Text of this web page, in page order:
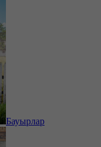
Бауырлар